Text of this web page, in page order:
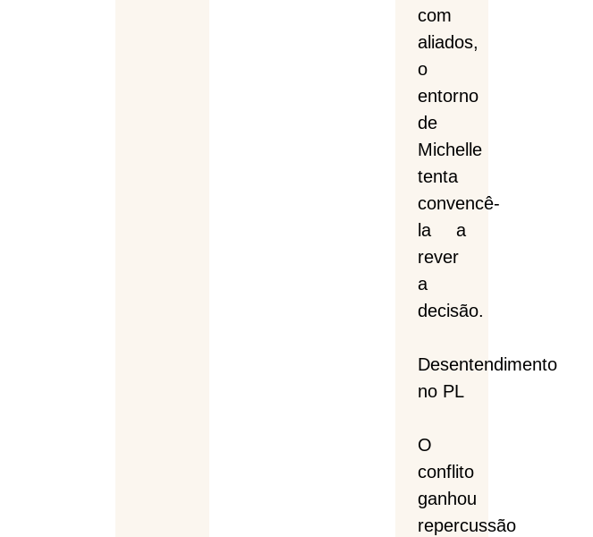
com
aliados,
o
entorno
de
Michelle
tenta
convencê-
la a
rever
a
decisão.
Desentendimento
no PL
O
conflito
ganhou
repercussão